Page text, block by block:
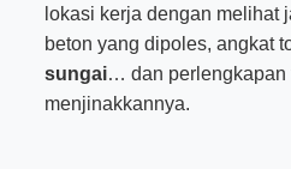
lokasi kerja dengan melihat
beton yang dipoles, angkat
sungai… dan perlengkapan
menjinakkannya.